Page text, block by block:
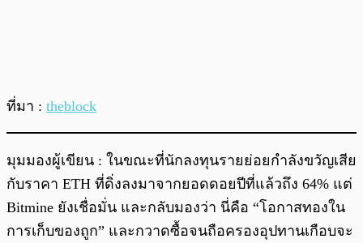
ที่มา : theblock
มุมมองผู้เขียน : ในขณะที่นักลงทุนรายย่อยกำลังขวัญเสีย
กับราคา ETH ที่ดิ่งลงมาจากยอดดอยปีที่แล้วถึง 64% แต่
Bitmine ยังเชื่อมั่น และกลับมองว่า นี่คือ “โอกาสทองใน
การเก็บของถูก” และกวาดซื้อจนถือครองอุปทานเกือบจะ